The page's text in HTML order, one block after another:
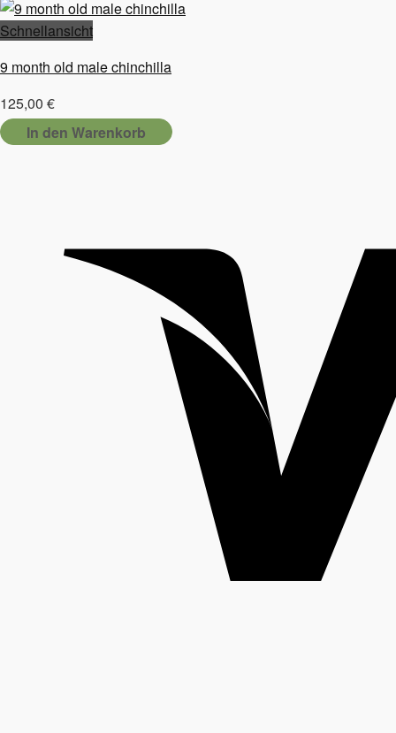
Schnellansicht
9 month old male chinchilla
125,00 €
In den Warenkorb